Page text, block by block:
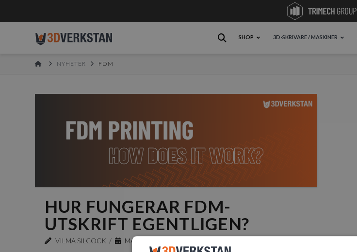
SHOP 3D-SKRIVARE / MASKINER
HOMENYHETER FDM
HUR FUNGERAR FDM-
UTSKRIFT EGENTLIGEN?
VILMA SILCOCK MAJ 28, 2026